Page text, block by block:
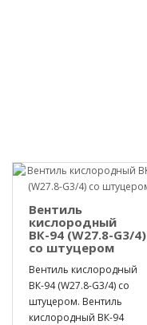
Вентиль
кислородный
ВК-94 (W27.8-G3/4)
со штуцером
Вентиль кислородный
ВК-94 (W27.8-G3/4) со
штуцером. Вентиль
кислородный ВК-94